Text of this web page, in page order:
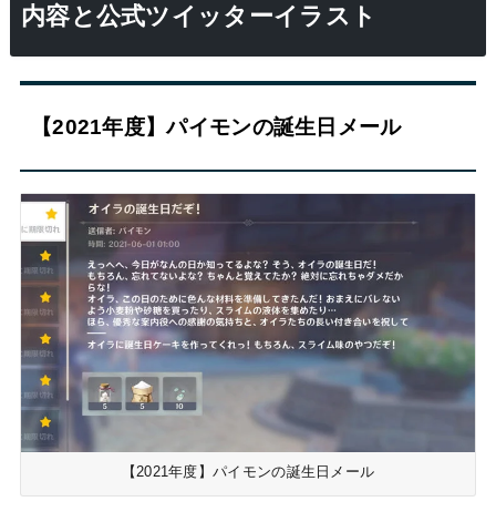
内容と公式ツイッターイラスト
【2021年度】パイモンの誕生日メール
【2021年度】パイモンの誕生日メール